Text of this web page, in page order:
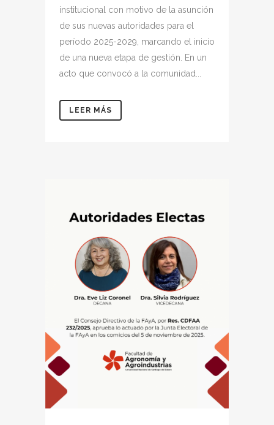
institucional con motivo de la asunción
de sus nuevas autoridades para el
período 2025-2029, marcando el inicio
de una nueva etapa de gestión. En un
acto que convocó a la comunidad...
LEER MÁS